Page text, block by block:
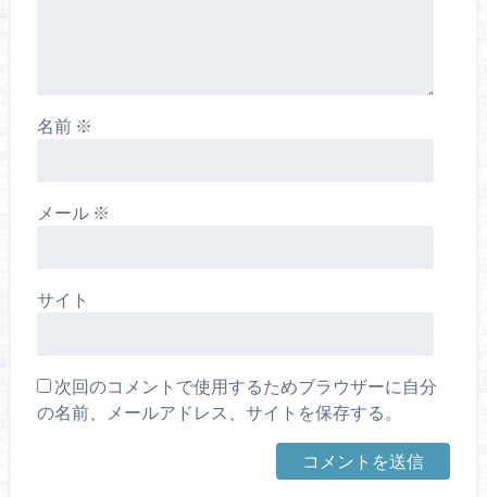
名前 ※
メール ※
サイト
次回のコメントで使用するためブラウザーに自分
の名前、メールアドレス、サイトを保存する。